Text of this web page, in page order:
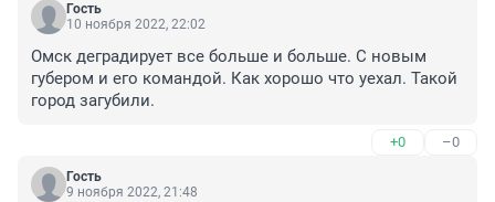
Гость
10 ноября 2022, 22:02
Омск деградирует все больше и больше. С новым
губером и его командой. Как хорошо что уехал. Такой
город загубили.
+0 –0
Гость
9 ноября 2022, 21:48